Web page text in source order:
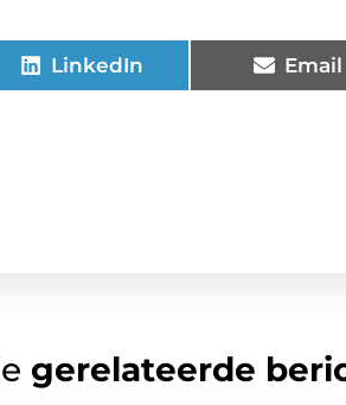
LinkedIn Email
gerelateerde